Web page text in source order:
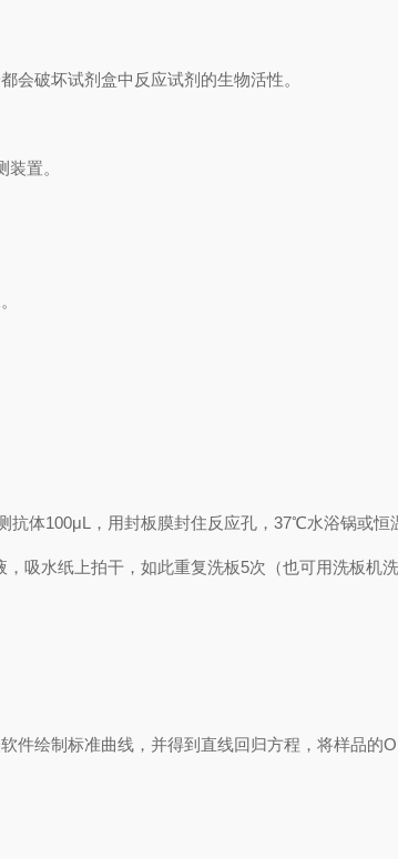
会破坏试剂盒中反应试剂的生物活性。
置。
抗体100μL ，用封板膜封住反应孔， 37℃水浴锅或恒
，吸水纸上拍干，如此重复洗板5次（也可用洗板机洗
件绘制 标准曲线 ，并得到 直线回归方程 ， 将样品的